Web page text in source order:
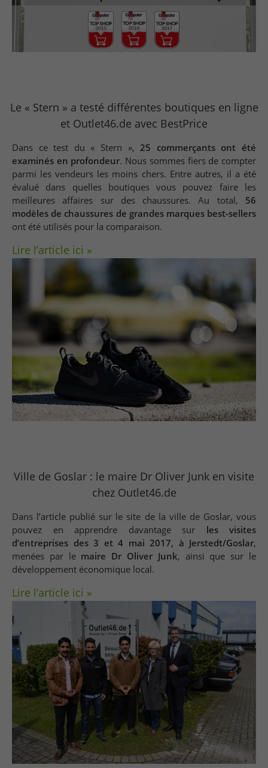
Le « Stern » a testé différentes boutiques en ligne
et Outlet46.de avec BestPrice
Dans ce test du « Stern »,25 commerçants ont été
examinés en profondeur. Nous sommes fiers de compter
parmi les vendeurs les moins chers. Entre autres, il a été
évalué dans quelles boutiques vous pouvez faire les
meilleures affaires sur des chaussures. Au total, 56
modèles de chaussures de grandes marques best-sellers
ont été utilisés pour la comparaison.
Lire l’article ici »
Ville de Goslar : le maire Dr Oliver Junk en visite
chez Outlet46.de
Dans l’article publié sur le site de la ville de Goslar, vous
pouvez en apprendre davantage sur les visites
d’entreprises des 3 et 4 mai 2017, à Jerstedt/Goslar,
menées par le maire Dr Oliver Junk, ainsi que sur le
développement économique local.
Lire l’article ici »